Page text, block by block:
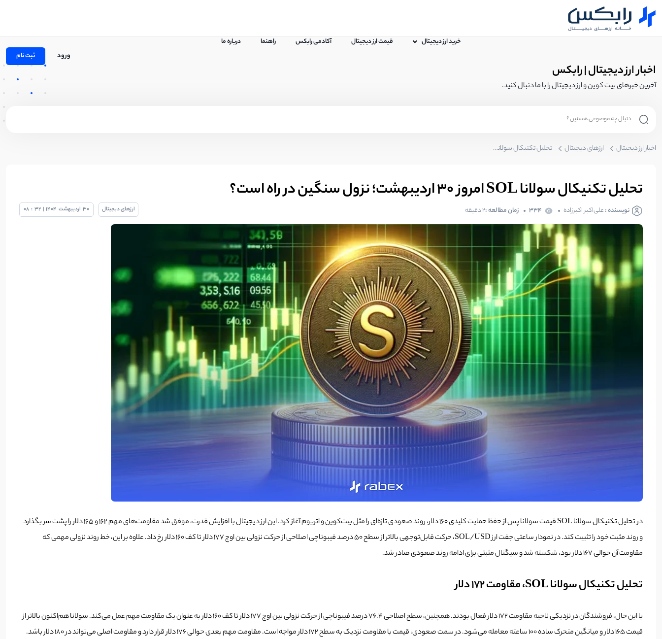
خرید ارز دیجیتال قیمت ارز دیجیتال آکادمی رابکس راهنما درباره ما
ورود ثبت نام
اخبار ارز دیجیتال | رابکس
آخرین خبرهای بیت کوین و ارز دیجیتال را با ما دنبال کنید.
اخبار ارز دیجیتال ارزهای دیجیتال تحلیل تکنیکال سولانا SOL امروز 30 اردیبهشت؛ نزول سنگین در راه است؟
تحلیل تکنیکال سولانا SOL امروز 30 اردیبهشت؛ نزول سنگین در راه است؟
نویسنده :علی‌اکبر اکبرزاده 334 زمان مطالعه :2 دقیقه ارزهای دیجیتال 30 اردیبهشت 1404
|
32
:
08
در تحلیل تکنیکال سولانا SOL قیمت سولانا پس از حفظ حمایت کلیدی ۱۶۰ دلار، روند صعودی تازه‌ای را مثل بیت‌کوین و اتریوم آغاز کرد. این ارز دیجیتال با افزایش قدرت، موفق شد مقاومت‌های مهم ۱۶۲ و ۱۶۵ دلار را پشت سر بگذارد
و روند مثبت خود را تثبیت کند. در نمودار ساعتی جفت ارز SOL/USD، حرکت قابل‌توجهی بالاتر از سطح ۵۰ درصد فیبوناچی اصلاحی از حرکت نزولی بین اوج ۱۷۷ دلار تا کف ۱۶۰ دلار رخ داد. علاوه بر این، خط روند نزولی مهمی که
مقاومت آن حوالی ۱۶۷ دلار بود، شکسته شد و سیگنال مثبتی برای ادامه روند صعودی صادر شد.
تحلیل تکنیکال سولانا SOL، مقاومت 172 دلار
با این حال، فروشندگان در نزدیکی ناحیه مقاومت ۱۷۲ دلار فعال بودند. همچنین، سطح اصلاحی ۷۶.۴ درصد فیبوناچی از حرکت نزولی بین اوج ۱۷۷ دلار تا کف ۱۶۰ دلار به عنوان یک مقاومت مهم عمل می‌کند. سولانا هم‌اکنون بالاتر از
قیمت 165 دلار و میانگین متحرک ساده ۱۰۰ ساعته معامله می‌شود. در سمت صعودی، قیمت با مقاومت نزدیک به سطح ۱۷۲ دلار مواجه است. مقاومت مهم بعدی حوالی ۱۷۶ دلار قرار دارد و مقاومت اصلی می‌تواند در ۱۸۰ دلار باشد.